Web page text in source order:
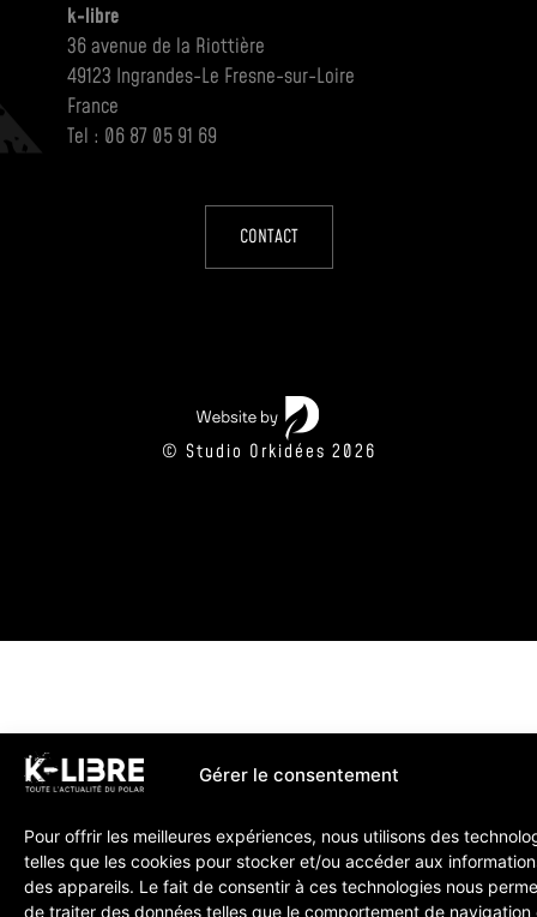
Gérer le consentement
Pour offrir les meilleures expériences, nous utilisons des
telles que les cookies pour stocker et/ou accéder aux
des appareils. Le fait de consentir à ces technologies nous
de traiter des données telles que le comportement de navigation
k-libre
36 avenue de la Riottière
49123 Ingrandes-Le Fresne-sur-Loire
France
Tel : 06 87 05 91 69
CONTACT
© Studio Orkidées 2026